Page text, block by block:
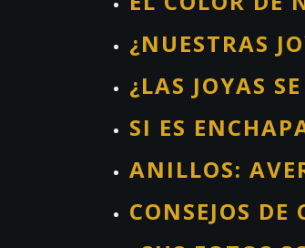
¿NUESTRAS
¿LAS JOYAS
SI ES
ANILLOS:
CONSEJOS